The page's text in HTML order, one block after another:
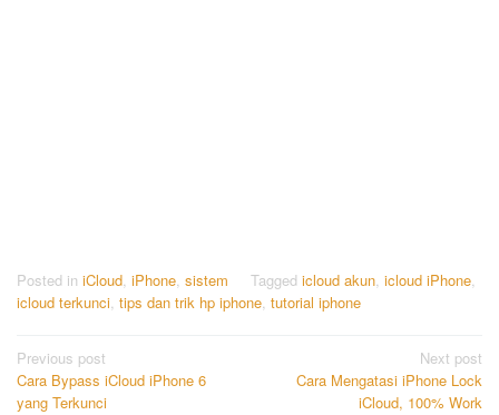
Posted in iCloud iPhone sistem Tagged icloud akun icloud iPhone
icloud terkunci tips dan trik hp iphone tutorial iphone
Post
navigation
Previous post
Cara Bypass iCloud iPhone 6
yang Terkunci
Next post
Cara Mengatasi iPhone Lock
iCloud, 100% Work